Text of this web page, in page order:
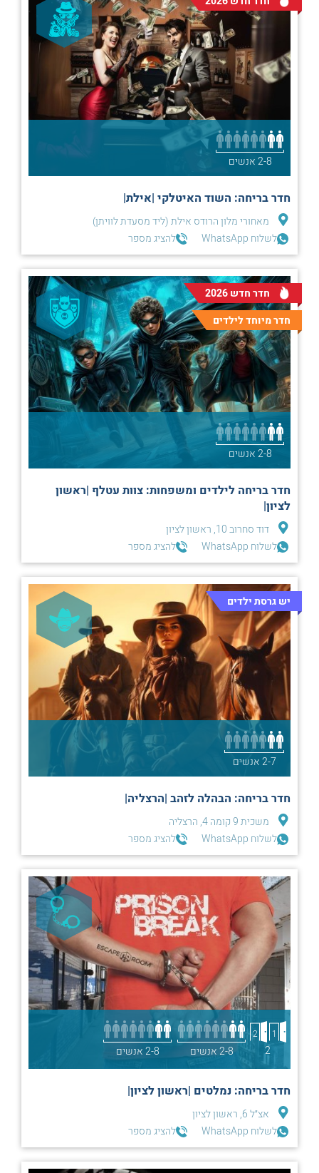
2-8 אנשים
חדר בריחה: השוד האיטלקי |אילת|
מאחורי מלון הרודס אילת (ליד מסעדת לוויתן)
לשלוח WhatsApp
להציג מספר
חדר חדש 2026
חדר מיוחד לילדים
2-8 אנשים
חדר בריחה לילדים ומשפחות: צוות עטלף |ראשון
לציון|
דוד סחרוב 10, ראשון לציון
לשלוח WhatsApp
להציג מספר
יש גרסת ילדים
2-7 אנשים
חדר בריחה: הבהלה לזהב |הרצליה|
משכית 9 קומה 4, הרצליה
לשלוח WhatsApp
להציג מספר
1
2
2 2-8 אנשים 2-8 אנשים
חדר בריחה: נמלטים |ראשון לציון|
אצ״ל 6, ראשון לציון
לשלוח WhatsApp
להציג מספר